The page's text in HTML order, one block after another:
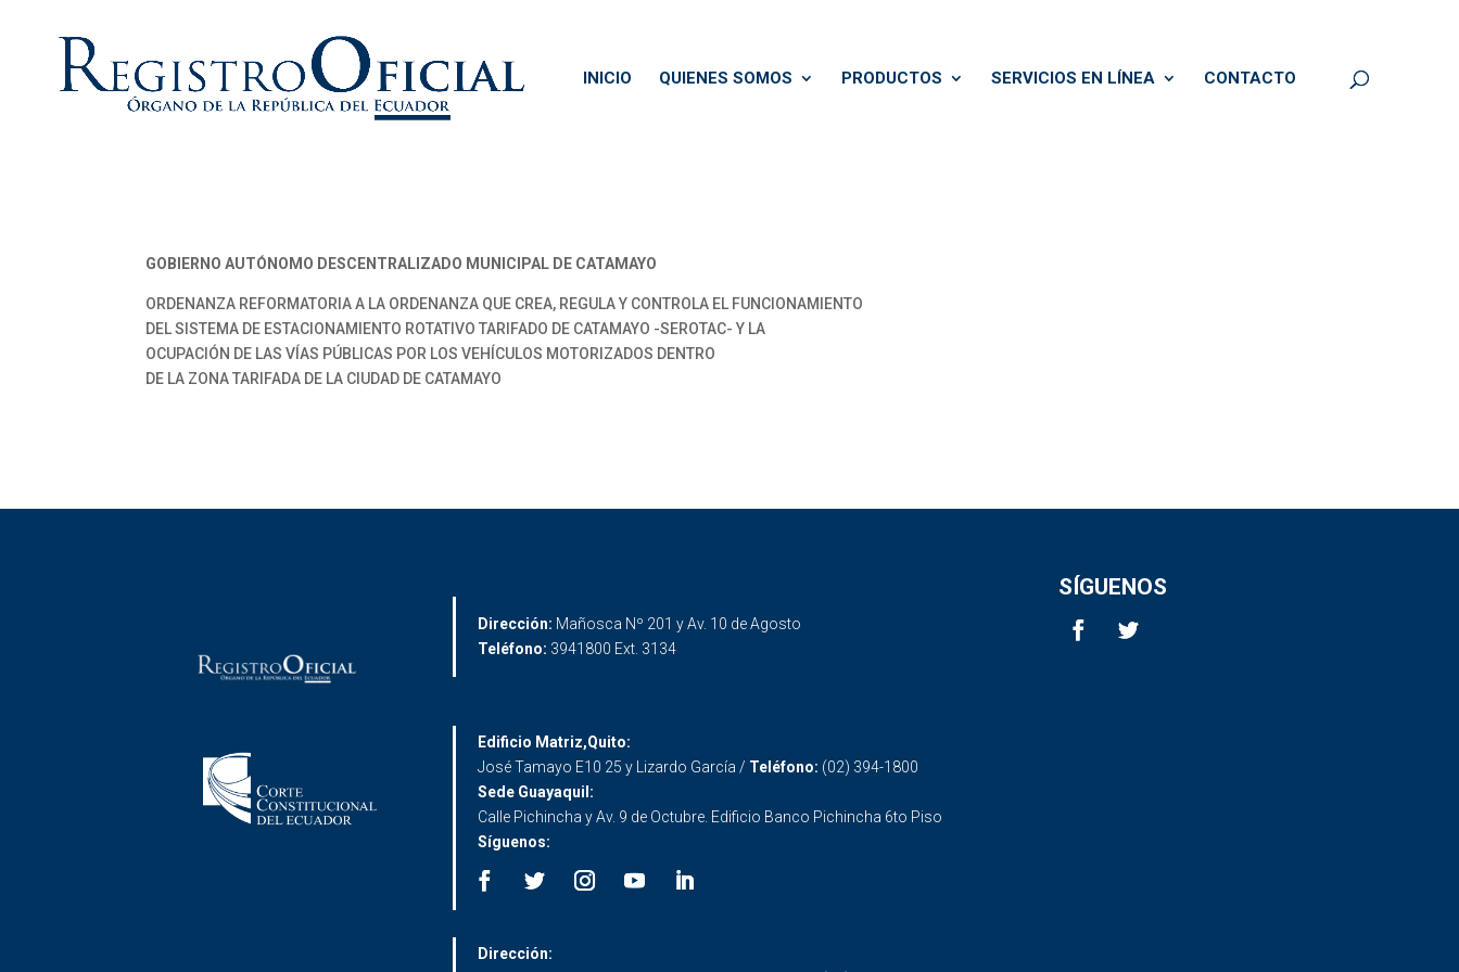
INICIO QUIENES SOMOS PRODUCTOS SERVICIOS EN LÍNEA CONTACTO
GOBIERNO AUTÓNOMO DESCENTRALIZADO MUNICIPAL DE CATAMAYO
ORDENANZA REFORMATORIA A LA ORDENANZA QUE CREA, REGULA Y CONTROLA EL FUNCIONAMIENTO
DEL SISTEMA DE ESTACIONAMIENTO ROTATIVO TARIFADO DE CATAMAYO -SEROTAC- Y LA
OCUPACIÓN DE LAS VÍAS PÚBLICAS POR LOS VEHÍCULOS MOTORIZADOS DENTRO
DE LA ZONA TARIFADA DE LA CIUDAD DE CATAMAYO
Dirección: Mañosca Nº 201 y Av. 10 de Agosto
Teléfono: 3941800 Ext. 3134
SÍGUENOS
Edificio Matriz,Quito:
José Tamayo E10 25 y Lizardo García / Teléfono: (02) 394-1800
Sede Guayaquil:
Calle Pichincha y Av. 9 de Octubre. Edificio Banco Pichincha 6to Piso
Síguenos:
Dirección: